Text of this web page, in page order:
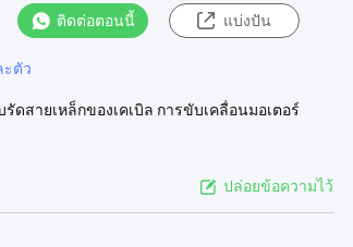
ติดต่อตอนนี้ แบ่งปัน
ะตัว
สายเหล็กของเคเบิล การขับเคลื่อนมอเตอร์
ปล่อยข้อความไว้